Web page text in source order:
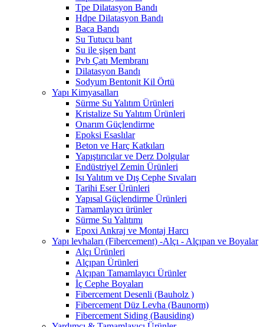
Tpe Dilatasyon Bandı
Hdpe Dilatasyon Bandı
Baca Bandı
Su Tutucu bant
Su ile şişen bant
Pvb Çatı Membranı
Dilatasyon Bandı
Sodyum Bentonit Kil Örtü
Yapı Kimyasalları
Sürme Su Yalıtım Ürünleri
Kristalize Su Yalıtım Ürünleri
Onarım Güçlendirme
Epoksi Esaslılar
Beton ve Harç Katkıları
Yapıştırıcılar ve Derz Dolgular
Endüstriyel Zemin Ürünleri
Isı Yalıtım ve Dış Cephe Sıvaları
Tarihi Eser Ürünleri
Yapısal Güçlendirme Ürünleri
Tamamlayıcı ürünler
Sürme Su Yalıtımı
Epoxi Ankraj ve Montaj Harcı
Yapı levhaları (Fibercement) -Alçı - Alçıpan ve Boyalar
Alçı Ürünleri
Alçıpan Ürünleri
Alçıpan Tamamlayıcı Ürünler
İç Cephe Boyaları
Fibercement Desenli (Bauholz )
Fibercement Düz Levha (Baunorm)
Fibercement Siding (Bausiding)